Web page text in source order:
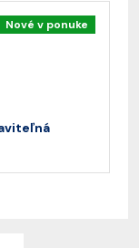
Nové v ponuke